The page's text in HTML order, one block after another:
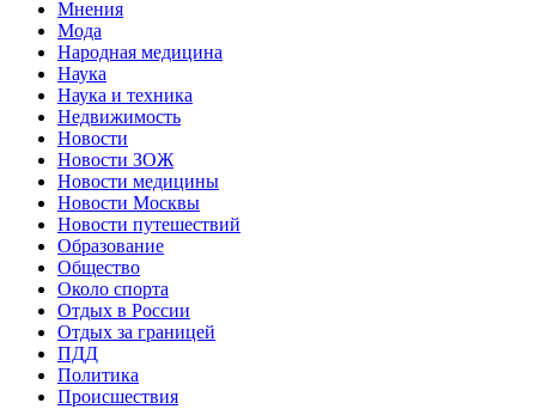
Мнения
Мода
Народная медицина
Наука
Наука и техника
Недвижимость
Новости
Новости ЗОЖ
Новости медицины
Новости Москвы
Новости путешествий
Образование
Общество
Около спорта
Отдых в России
Отдых за границей
ПДД
Политика
Происшествия